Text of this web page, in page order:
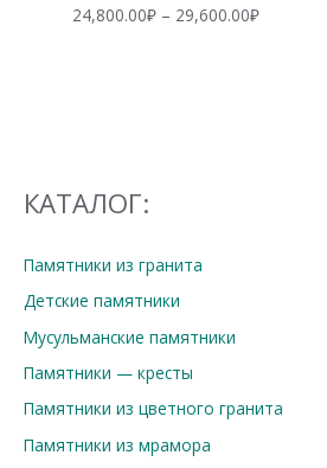
24,800.00₽ – 29,600.00₽Диапазон
КАТАЛОГ:
Памятники из гранита
Детские памятники
Мусульманские памятники
Памятники — кресты
Памятники из цветного гранита
Памятники из мрамора